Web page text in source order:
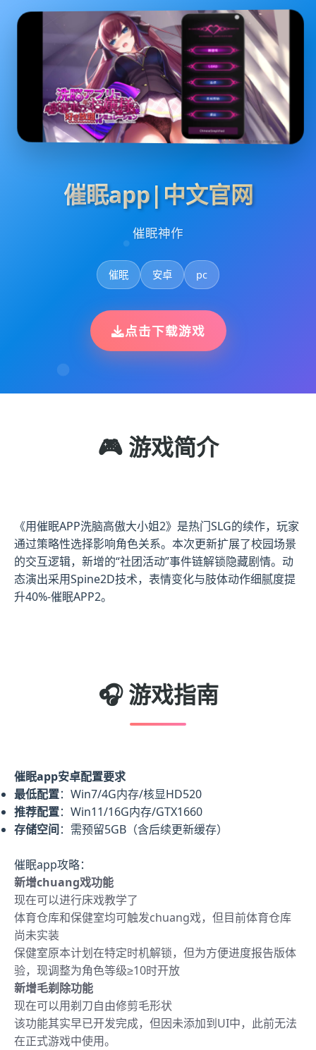
催眠app|中文官网
催眠神作
催眠 安卓 pc
点击下载游戏
🎮 游戏简介
《用催眠APP洗脑高傲大小姐2》是热门SLG的续作，玩家
通过策略性选择影响角色关系。本次更新扩展了校园场景
的交互逻辑，新增的“社团活动”事件链解锁隐藏剧情。动
态演出采用Spine2D技术，表情变化与肢体动作细腻度提
升40%-催眠APP2。
🎧 游戏指南
催眠app安卓配置要求
​最低配置​​：Win7/4G内存/核显HD520
​推荐配置​​：Win11/16G内存/GTX1660
​存储空间​​：需预留5GB（含后续更新缓存）
催眠app攻略：
新增chuang戏功能
现在可以进行床戏教学了
体育仓库和保健室均可触发chuang戏，但目前体育仓库
尚未实装
保健室原本计划在特定时机解锁，但为方便进度报告版体
验，现调整为角色等级≥10时开放
新增毛剃除功能
现在可以用剃刀自由修剪毛形状
该功能其实早已开发完成，但因未添加到UI中，此前无法
在正式游戏中使用。